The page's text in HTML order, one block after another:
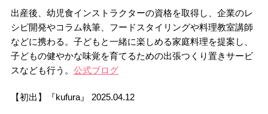
出産後、幼児食インストラクターの資格を取得し、企業のレ
シピ開発やコラム執筆、フードスタイリングや料理教室講師
などに携わる。子どもと一緒に楽しめる家庭料理を提案し、
子どもの健やかな味覚を育てるための出張つくり置きサービ
スなども行う。 公式ブログ
【初出】『kufura』 2025.04.12